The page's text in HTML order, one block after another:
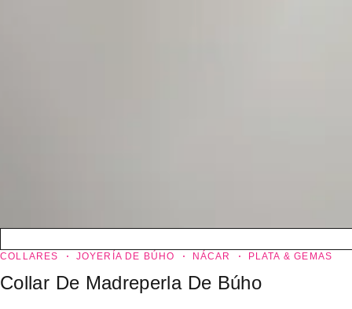
COLLARES JOYERÍA DE BÚHO NÁCAR PLATA & GEMAS
Collar De Madreperla De Búho